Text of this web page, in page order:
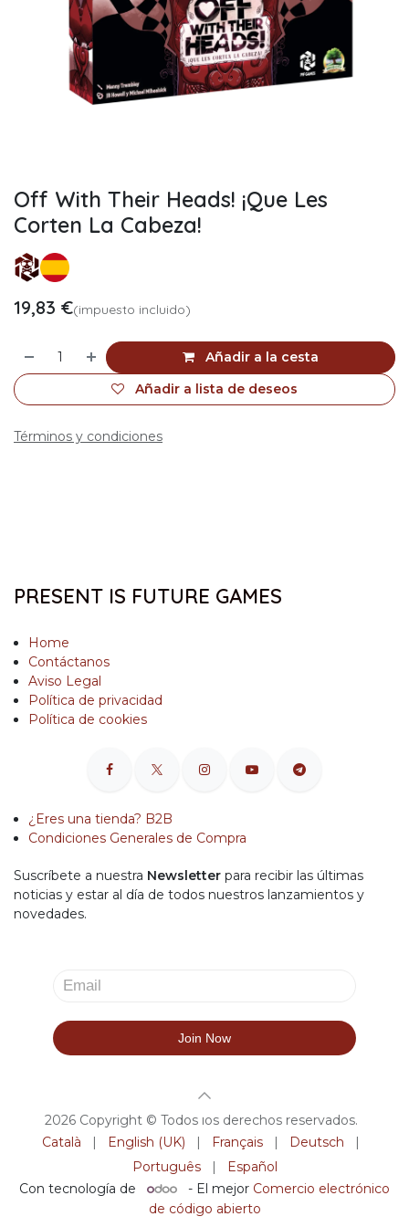
Off With Their Heads! ¡Que Les
Corten La Cabeza!
19,83 €(impuesto incluido)
Añadir a la cesta
Añadir a lista de deseos
Términos y condiciones
PRESENT IS FUTURE GAMES
Home
Contáctanos
Aviso Legal
Política de privacidad
Política de cookies
¿Eres una tienda? B2B
Condiciones Generales de Compra
Suscríbete a nuestra Newsletter para recibir las últimas
noticias y estar al día de todos nuestros lanzamientos y
novedades.
2026 Copyright © Todos los derechos reservados.
Català
| English (UK) | Français | Deutsch
|
Português
|
Español
Con tecnología de
- El mejor Comercio electrónico
de código abierto